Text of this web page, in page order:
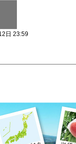
日 23:59